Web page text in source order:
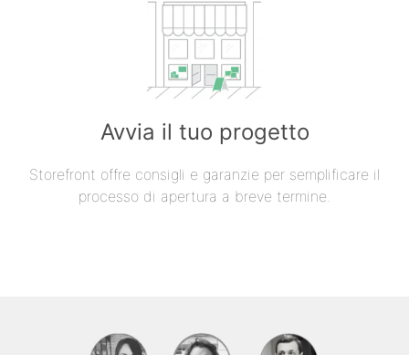
Avvia il tuo progetto
Storefront offre consigli e garanzie per semplificare il
processo di apertura a breve termine.